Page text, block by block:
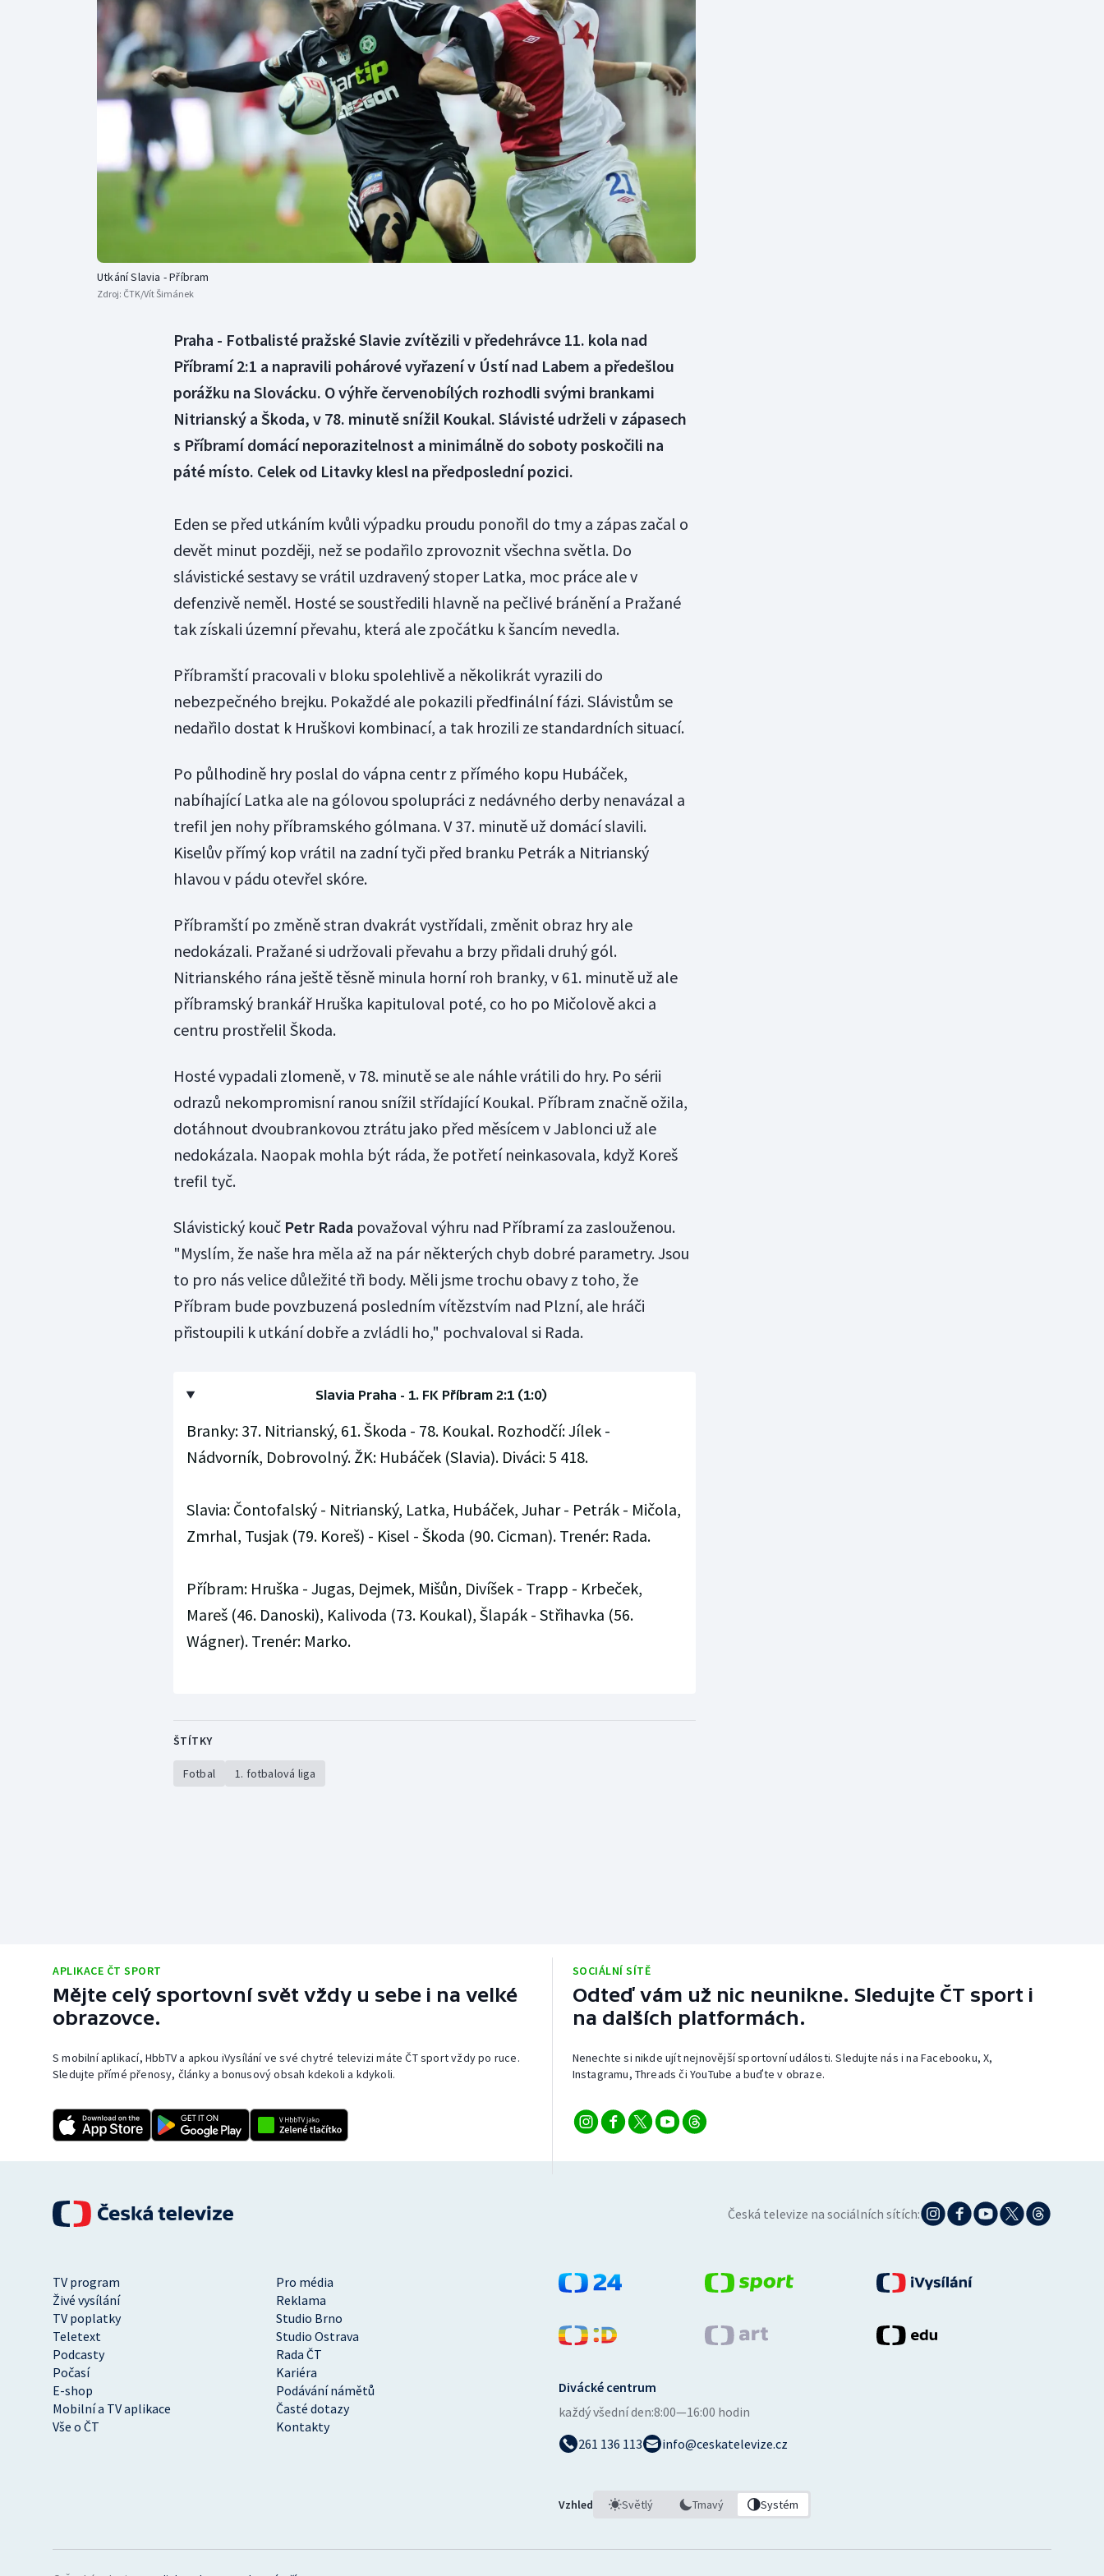
Curling
Dostihy
Florbal
Futsal
Golf
Gymnastika
Moderní pětiboj
Motorsport
Olympijské hry
Parasport
Plavání
Plážový volejbal
Vodní slalom
Volejbal
Ostatní
Utkání Slavia - Příbram
Zdroj: ČTK/Vít Šimánek
Praha - Fotbalisté pražské Slavie zvítězili v předehrávce 11. kola nad
Příbramí 2:1 a napravili pohárové vyřazení v Ústí nad Labem a předešlou
porážku na Slovácku. O výhře červenobílých rozhodli svými brankami
Nitrianský a Škoda, v 78. minutě snížil Koukal. Slávisté udrželi v zápasech
s Příbramí domácí neporazitelnost a minimálně do soboty poskočili na
páté místo. Celek od Litavky klesl na předposlední pozici.
Eden se před utkáním kvůli výpadku proudu ponořil do tmy a zápas začal o
devět minut později, než se podařilo zprovoznit všechna světla. Do
slávistické sestavy se vrátil uzdravený stoper Latka, moc práce ale v
defenzivě neměl. Hosté se soustředili hlavně na pečlivé bránění a Pražané
tak získali územní převahu, která ale zpočátku k šancím nevedla.
Příbramští pracovali v bloku spolehlivě a několikrát vyrazili do
nebezpečného brejku. Pokaždé ale pokazili předfinální fázi. Slávistům se
nedařilo dostat k Hruškovi kombinací, a tak hrozili ze standardních situací.
Po půlhodině hry poslal do vápna centr z přímého kopu Hubáček,
nabíhající Latka ale na gólovou spolupráci z nedávného derby nenavázal a
trefil jen nohy příbramského gólmana. V 37. minutě už domácí slavili.
Kiselův přímý kop vrátil na zadní tyči před branku Petrák a Nitrianský
hlavou v pádu otevřel skóre.
Příbramští po změně stran dvakrát vystřídali, změnit obraz hry ale
nedokázali. Pražané si udržovali převahu a brzy přidali druhý gól.
Nitrianského rána ještě těsně minula horní roh branky, v 61. minutě už ale
příbramský brankář Hruška kapituloval poté, co ho po Mičolově akci a
centru prostřelil Škoda.
Hosté vypadali zlomeně, v 78. minutě se ale náhle vrátili do hry. Po sérii
odrazů nekompromisní ranou snížil střídající Koukal. Příbram značně ožila,
dotáhnout dvoubrankovou ztrátu jako před měsícem v Jablonci už ale
nedokázala. Naopak mohla být ráda, že potřetí neinkasovala, když Koreš
trefil tyč.
Slávistický koučPetr Rada považoval výhru nad Příbramí za zaslouženou.
"Myslím, že naše hra měla až na pár některých chyb dobré parametry. Jsou
to pro nás velice důležité tři body. Měli jsme trochu obavy z toho, že
Příbram bude povzbuzená posledním vítězstvím nad Plzní, ale hráči
přistoupili k utkání dobře a zvládli ho," pochvaloval si Rada.
Slavia Praha - 1. FK Příbram 2:1 (1:0)
Branky: 37. Nitrianský, 61. Škoda - 78. Koukal. Rozhodčí: Jílek -
Nádvorník, Dobrovolný. ŽK: Hubáček (Slavia). Diváci: 5 418.
Slavia: Čontofalský - Nitrianský, Latka, Hubáček, Juhar - Petrák - Mičola,
Zmrhal, Tusjak (79. Koreš) - Kisel - Škoda (90. Cicman). Trenér: Rada.
Příbram: Hruška - Jugas, Dejmek, Mišůn, Divíšek - Trapp - Krbeček,
Mareš (46. Danoski), Kalivoda (73. Koukal), Šlapák - Střihavka (56.
Wágner). Trenér: Marko.
ŠTÍTKY
Fotbal 1. fotbalová liga
APLIKACE ČT SPORT
Mějte celý sportovní svět vždy u sebe i na velké
obrazovce.
S mobilní aplikací, HbbTV a apkou iVysílání ve své chytré televizi máte ČT sport vždy po ruce.
Sledujte přímé přenosy, články a bonusový obsah kdekoli a kdykoli.
SOCIÁLNÍ SÍTĚ
Odteď vám už nic neunikne. Sledujte ČT sport i
na dalších platformách.
Nenechte si nikde ujít nejnovější sportovní události. Sledujte nás i na Facebooku, X,
Instagramu, Threads či YouTube a buďte v obraze.
Česká televize na sociálních sítích:
TV program
Pro média
Živé vysílání
Reklama
TV poplatky
Studio Brno
Teletext
Studio Ostrava
Podcasty
Rada ČT
Počasí
Kariéra
E-shop
Podávání námětů
Mobilní a TV aplikace
Časté dotazy
Vše o ČT
Kontakty
Divácké centrum
každý všední den:8:00—16:00 hodin
261 136 113
info@ceskatelevize.cz
Vzhled Světlý Tmavý Systém